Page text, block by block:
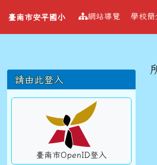
臺南市安平國小
導覽列
臺南市安平國小 網站導覽 學校簡
左邊區域內容
請由此登入
臺南市OpenID登入
頁尾區域